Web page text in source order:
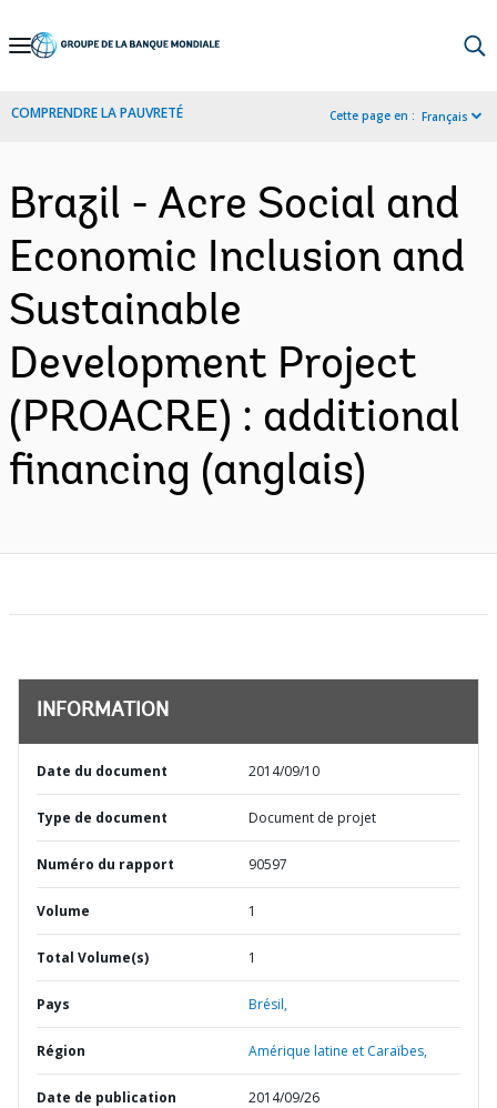
Skip
Navigation
COMPRENDRE LA PAUVRETÉ Cette page en : Français
Brazil - Acre Social and
Economic Inclusion and
Sustainable
Development Project
(PROACRE) : additional
financing (anglais)
INFORMATION
Date du document 2014/09/10
Type de document Document de projet
Numéro du rapport 90597
Volume 1
Total Volume(s) 1
Pays Brésil,
Région Amérique latine et Caraïbes,
Date de publication 2014/09/26